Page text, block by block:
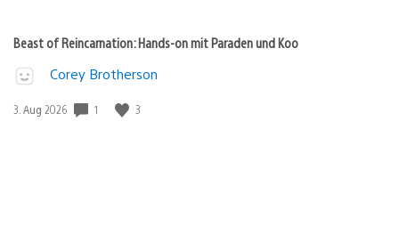
Beast of Reincarnation: Hands-on mit Paraden und Koo
Corey Brotherson
Veröffentlichungsdatum:
3. Aug 2026 1 3